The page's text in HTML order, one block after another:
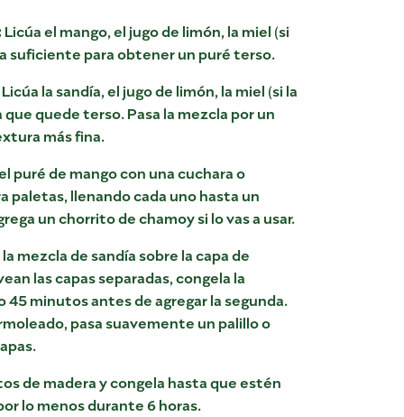
Licúa el mango, el jugo de limón, la miel (si
suficiente para obtener un puré terso.
Licúa la sandía, el jugo de limón, la miel (si la
que quede terso. Pasa la mezcla por un
más fina.
puré de mango con una cuchara o
paletas, llenando cada uno hasta un
un chorrito de chamoy si lo vas a usar.
mezcla de sandía sobre la capa de
las capas separadas, congela la
minutos antes de agregar la segunda.
pasa suavemente un palillo o
de madera y congela hasta que estén
lo menos durante 6 horas.